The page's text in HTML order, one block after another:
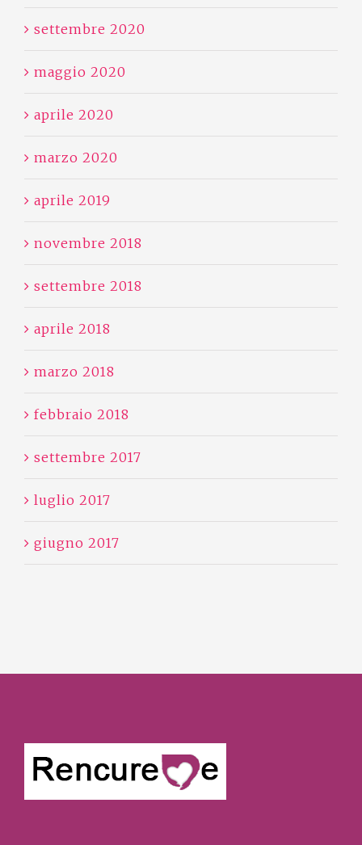
settembre 2020
maggio 2020
aprile 2020
marzo 2020
aprile 2019
novembre 2018
settembre 2018
aprile 2018
marzo 2018
febbraio 2018
settembre 2017
luglio 2017
giugno 2017